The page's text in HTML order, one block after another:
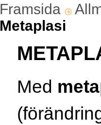
Framsida
Metaplasi
Med